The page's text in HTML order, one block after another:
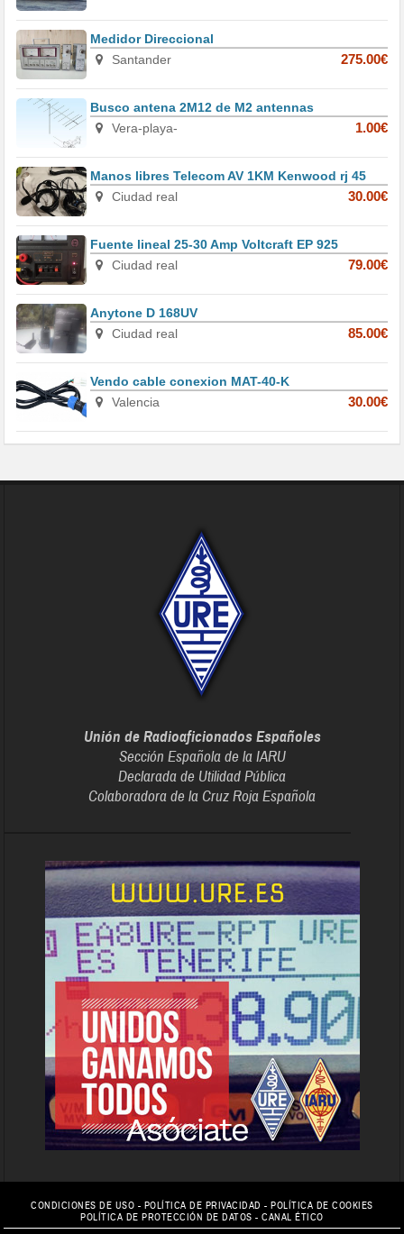
Medidor Direccional
Santander
275.00€
Busco antena 2M12 de M2 antennas
Vera-playa-
1.00€
Manos libres Telecom AV 1KM Kenwood rj 45
Ciudad real
30.00€
Fuente lineal 25-30 Amp Voltcraft EP 925
Ciudad real
79.00€
Anytone D 168UV
Ciudad real
85.00€
Vendo cable conexion MAT-40-K
Valencia
30.00€
Unión de Radioaficionados Españoles
Sección Española de la IARU
Declarada de Utilidad Pública
Colaboradora de la Cruz Roja Española
CONDICIONES DE USO - POLÍTICA DE PRIVACIDAD - POLÍTICA DE COOKIES
POLÍTICA DE PROTECCIÓN DE DATOS -CANAL ÉTICO